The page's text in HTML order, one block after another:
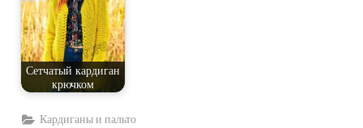
Сетчатый кардиган
крючком
Кардиганы и пальто